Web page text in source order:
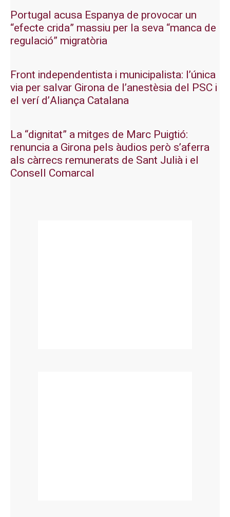
Portugal acusa Espanya de provocar un
“efecte crida” massiu per la seva “manca de
regulació” migratòria
Front independentista i municipalista: l’única
via per salvar Girona de l’anestèsia del PSC i
el verí d’Aliança Catalana
La “dignitat” a mitges de Marc Puigtió:
renuncia a Girona pels àudios però s’aferra
als càrrecs remunerats de Sant Julià i el
Consell Comarcal